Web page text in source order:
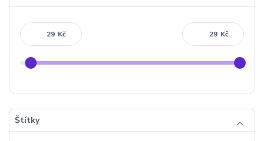
Kč Kč
Štítky